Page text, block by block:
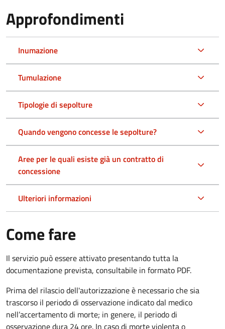
Approfondimenti
Inumazione
Tumulazione
Tipologie di sepolture
Quando vengono concesse le sepolture?
Aree per le quali esiste già un contratto di
concessione
Ulteriori informazioni
Come fare
Il servizio può essere attivato presentando tutta la
documentazione prevista, consultabile in formato PDF.
Prima del rilascio dell'autorizzazione è necessario che sia
trascorso il periodo di osservazione indicato dal medico
nell’accertamento di morte; in genere, il periodo di
osservazione dura 24 ore. In caso di morte violenta o